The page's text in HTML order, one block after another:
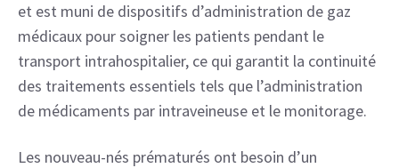
et est muni de dispositifs d’administration de gaz
médicaux pour soigner les patients pendant le
transport intrahospitalier, ce qui garantit la continuité
des traitements essentiels tels que l’administration
de médicaments par intraveineuse et le monitorage.
Les nouveau-nés prématurés ont besoin d’un